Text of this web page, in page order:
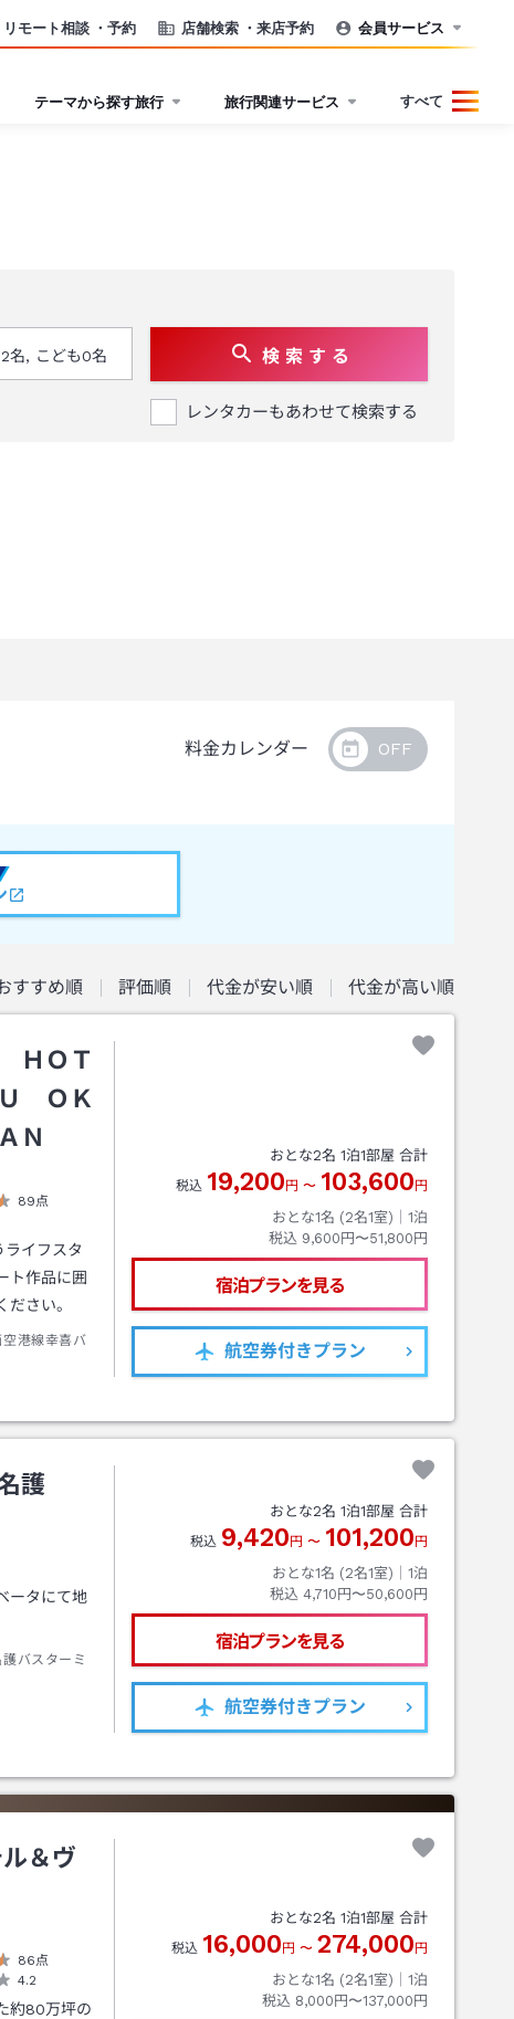
リモート相談 ・予約 店舗検索 ・来店予約 会員サービス
テーマから探す旅行 旅行関連サービス すべて
検 索 す る
レンタカーもあわせて検索する
料金カレンダー
すすめ順 評価順 代金が安い順 代金が高い順
ＨＯＴ
ＯＫ
Ｎ
89点
ライフスタ
ト作品に囲
さい。
港線幸喜バ
おとな2名 1泊1部屋 合計
税込 19,200 円 〜 103,600 円
おとな1名 (2名1室)｜ 1泊
税込 9,600円〜51,800円
宿泊プランを見る
航空券付きプラン
護
ータにて地
バスターミ
おとな2名 1泊1部屋 合計
税込 9,420 円 〜 101,200 円
おとな1名 (2名1室)｜ 1泊
税込 4,710円〜50,600円
宿泊プランを見る
航空券付きプラン
＆ヴ
86点
4.2
約80万坪の
おとな2名 1泊1部屋 合計
税込 16,000 円 〜 274,000 円
おとな1名 (2名1室)｜ 1泊
税込 8,000円〜137,000円